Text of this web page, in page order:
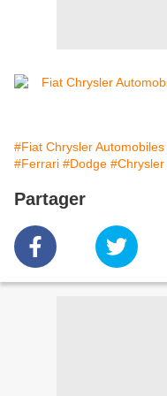
#Fiat Chrysler Automobiles
#Ferrari #Dodge #Chrysler
Partager